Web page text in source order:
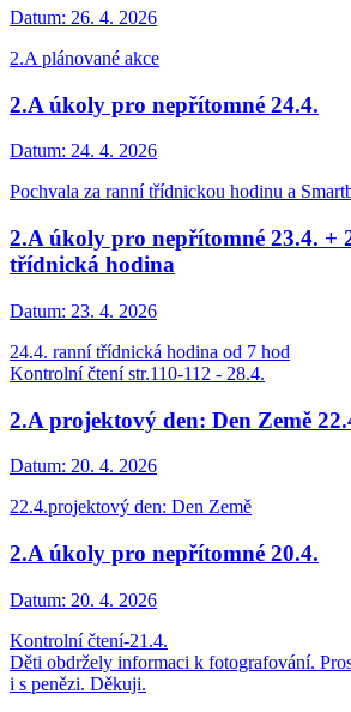
Datum: 26. 4. 2026
2.A plánované akce
2.A úkoly pro nepřítomné 24.4.
Datum: 24. 4. 2026
Pochvala za ranní třídnickou hodinu a
2.A úkoly pro nepřítomné 23.4. +
třídnická hodina
Datum: 23. 4. 2026
24.4. ranní třídnická hodina od 7 hod
Kontrolní čtení str.110-112 - 28.4.
2.A projektový den: Den Země
Datum: 20. 4. 2026
22.4.projektový den: Den Země
2.A úkoly pro nepřítomné 20.4.
Datum: 20. 4. 2026
Kontrolní čtení-21.4.
Děti obdržely informaci k fotografování.
i s penězi. Děkuji.